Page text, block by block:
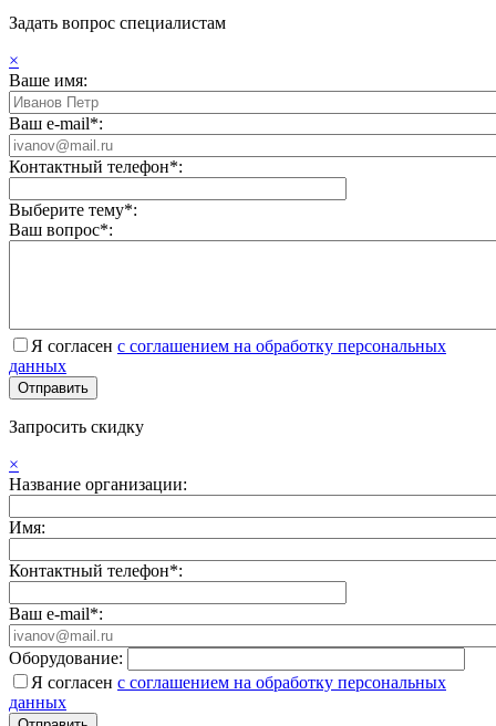
Задать вопрос специалистам
×
Ваше имя:
Ваш e-mail*:
Контактный телефон*:
Выберите тему*:
Ваш вопрос*:
Я согласен с соглашением на обработку персональных
данных
Запросить скидку
×
Название организации:
Имя:
Контактный телефон*:
Ваш e-mail*:
Оборудование:
Я согласен с соглашением на обработку персональных
данных